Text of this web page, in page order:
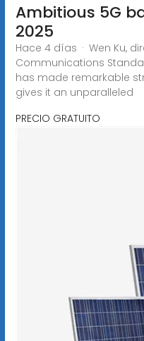
Ambitious 5G
2025
Hace 4 días · Wen Ku,
Communications
has made remarkable
gives it an unparalleled
PRECIO GRATUITO